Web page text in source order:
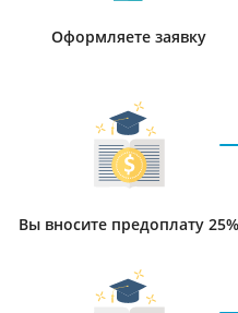
Оформляете заявку
Вы вносите предоплату 25%